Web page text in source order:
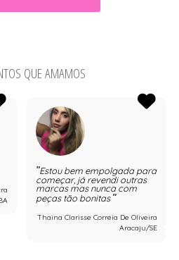
QUE AMAMOS
Estou bem empolgada para
começar, já revendi outras
marcas mas nunca com
peças tão bonitas
Thaina Clarisse Correia De Oliveira
Aracaju/SE